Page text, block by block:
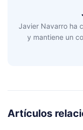
Javier Navarro ha
y mantiene un
Artículos